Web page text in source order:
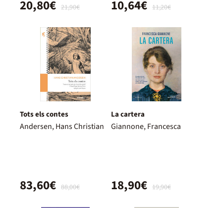
21,90€
20,80€ 11,20€
10,64€
Tots els contes
Andersen, Hans Christian
88,00€
83,60€
La cartera
Giannone, Francesca
19,90€
18,90€